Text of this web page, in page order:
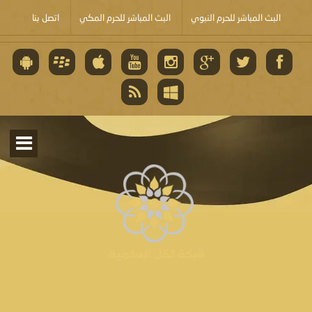
البث المباشر للحرم النبوي البث المباشر للحرم المكي اتصل بنا